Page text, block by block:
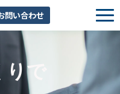
問い合わせ
業）
で